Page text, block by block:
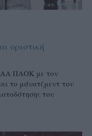
οριστική
ΠΑΟΚ με τον
το μάνατζμεντ του
του